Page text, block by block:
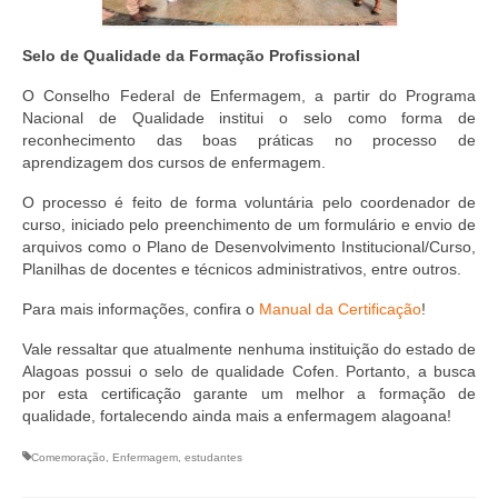
Procedimento para registro
Clube de Vantagens
Valores dos serviços
Reserva de auditório
Notícias
Ouvidoria
NEP
Selo de Qualidade da Formação Profissional
O Conselho Federal de Enfermagem, a partir do Programa
Nacional de Qualidade institui o selo como forma de
reconhecimento das boas práticas no processo de
aprendizagem dos cursos de enfermagem.
O processo é feito de forma voluntária pelo coordenador de
curso, iniciado pelo preenchimento de um formulário e envio de
arquivos como o Plano de Desenvolvimento Institucional/Curso,
Planilhas de docentes e técnicos administrativos, entre outros.
Para mais informações, confira o Manual da Certificação!
Vale ressaltar que atualmente nenhuma instituição do estado de
Alagoas possui o selo de qualidade Cofen. Portanto, a busca
por esta certificação garante um melhor a formação de
qualidade, fortalecendo ainda mais a enfermagem alagoana!
Comemoração Enfermagem estudantes